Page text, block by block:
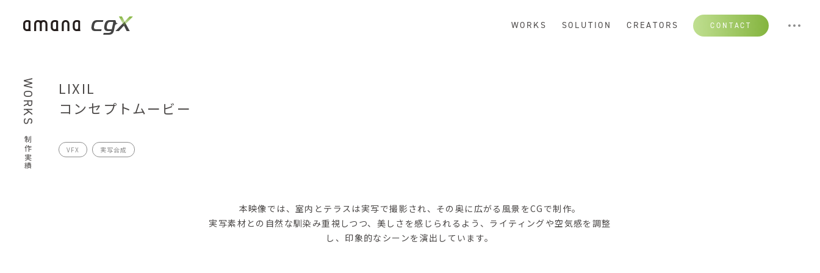
WORKS SOLUTION CREATORS CONTACT
WORKS
制作実績
LIXIL
コンセプトムービー
VFX 実写合成
本映像では、室内とテラスは実写で撮影され、その奥に広がる風景をCGで制作。
実写素材との自然な馴染み重視しつつ、美しさを感じられるよう、ライティングや空気感を調整
し、印象的なシーンを演出しています。